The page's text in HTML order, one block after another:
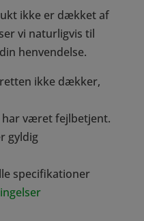
ikke er dækket af
vi naturligvis til
henvendelse.
ikke dækker,
været fejlbetjent.
gyldig
specifikationer